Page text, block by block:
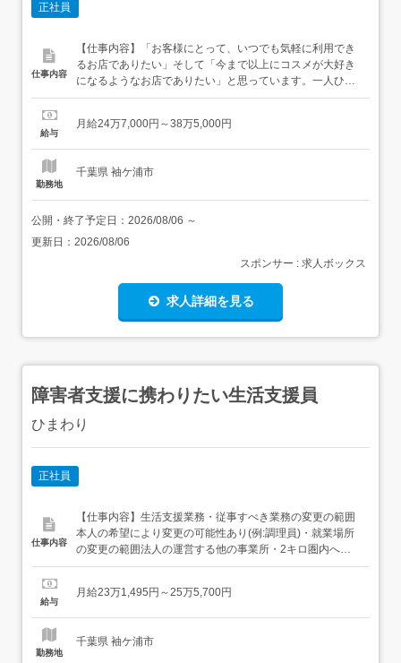
正社員
仕事内容
【仕事内容】「お客様にとって、いつでも気軽に利用でき
るお店でありたい」そして「今まで以上にコスメが大好き
になるようなお店でありたい」と思っています。一人ひと
りのお客様にお買い物を心から楽しんでいただけるような
ださい!接客サービスはもちろん、ディスプレイやPOP作成
給与
月給24万7,000円～38万5,000円
勤務地
千葉県 袖ケ浦市
公開・終了予定日： 2026/08/06 ～
更新日： 2026/08/06
スポンサー : 求人ボックス
求人詳細を見る
障害者支援に携わりたい生活支援員
ひまわり
正社員
仕事内容
【仕事内容】生活支援業務・従事すべき業務の変更の範囲
本人の希望により変更の可能性あり(例:調理員)・就業場所
の変更の範囲法人の運営する他の事業所・2キロ圏内へ転
勤の可能性あり 【経験・資格】<応募要件>資格不問ブラン
231,495円 〜 255,700円<給与の備考>給与内訳 ・基本給
給与
月給23万1,495円～25万5,700円
勤務地
千葉県 袖ケ浦市